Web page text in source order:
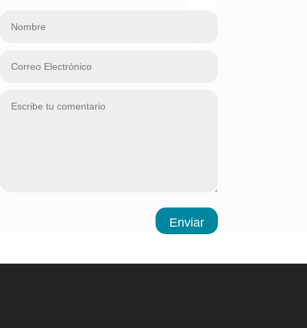
Enviar